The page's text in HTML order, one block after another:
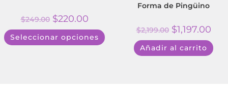
$249.00 $220.00
Seleccionar opciones
Forma de Pingüino
$2,199.00 $1,197.00
Añadir al carrito